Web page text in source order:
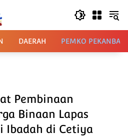
DAERAH PEMKO
Pembinaan
Binaan Lapas
Ibadah di Cetiya